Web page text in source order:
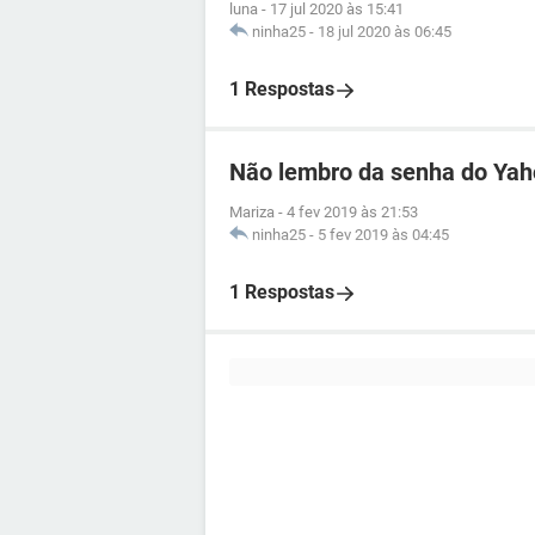
luna - 17 jul 2020 às 15:41
ninha25 - 18 jul 2020 às 06:45
1 Respostas
Não lembro da senha do
Mariza - 4 fev 2019 às 21:53
ninha25 - 5 fev 2019 às 04:45
1 Respostas